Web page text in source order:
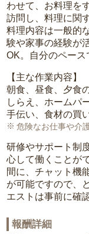
わせて、お料理を
訪問し、料理に関
料理内容は一般的
験や家事の経験が
OK。自分のペース
【主な作業内容】
朝食、昼食、夕食
しらえ、ホームパ
手伝い、食材の買
危険なお仕事や介
研修やサポート制
心して働くことが
間に、チャット機
が可能ですので、
エストは事前に確
報酬詳細